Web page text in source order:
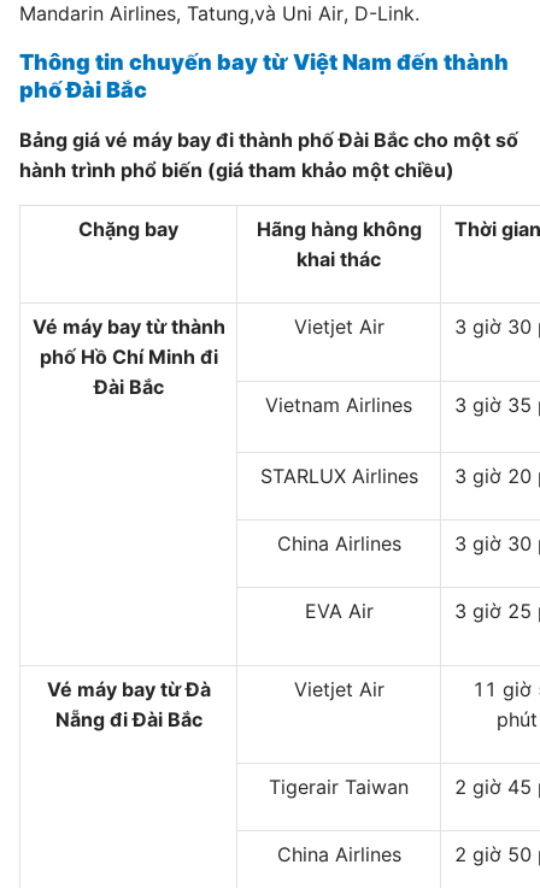
Mandarin Airlines, Tatung,và Uni Air, D-Link.
Thông tin chuyến bay từ Việt Nam đến thành
phố Đài Bắc
Bảng giá vé máy bay đi thành phố Đài Bắc cho một số
hành trình phổ biến (giá tham khảo một chiều)
Chặng bay
Hãng hàng không
khai thác
Thời
Vé máy bay từ thành
phố Hồ Chí Minh đi
Đài Bắc
Vietjet Air 3 giờ 30
Vietnam Airlines 3 giờ 35
STARLUX Airlines 3 giờ 20
China Airlines 3 giờ 30
EVA Air 3 giờ 25
Vé máy bay từ Đà
Nẵng đi Đài Bắc
Vietjet Air
11 giờ
phút
Tigerair Taiwan 2 giờ 45
China Airlines 2 giờ 50